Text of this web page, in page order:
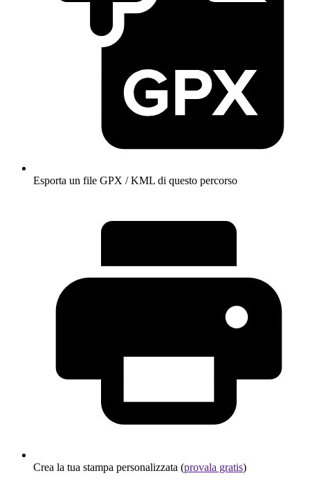
Esporta un file GPX / KML di questo percorso
Crea la tua stampa personalizzata (provala gratis)